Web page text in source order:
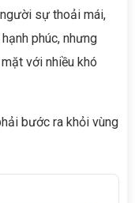
sự thoải mái,
phúc, nhưng
với nhiều khó
bước ra khỏi vùng